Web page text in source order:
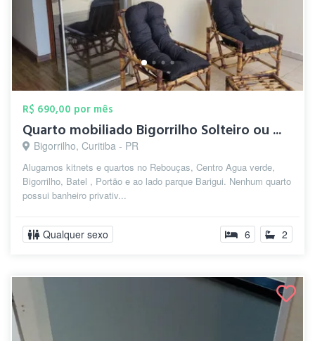
R$ 690,00 por mês
Quarto mobiliado Bigorrilho Solteiro ou ...
Bigorrilho, Curitiba - PR
Alugamos kitnets e quartos no Rebouças, Centro Agua verde,
Bigorrilho, Batel , Portão e ao lado parque Barigui. Nenhum quarto
possui banheiro privativ...
Qualquer sexo 6 2